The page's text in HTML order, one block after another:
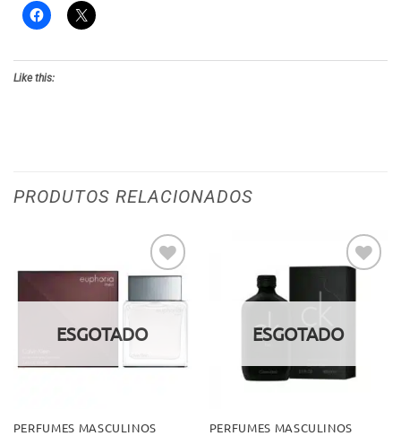
Like this:
PRODUTOS RELACIONADOS
aos meus
ESGOTADO
PERFUMES MASCULINOS
Adicionar
aos meus
ESGOTADO
PERFUMES MASCULINOS